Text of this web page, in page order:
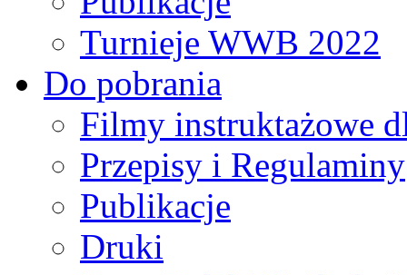
Turnieje WWB 2022
Do pobrania
Filmy instruktażowe
Przepisy i Regulaminy
Publikacje
Druki